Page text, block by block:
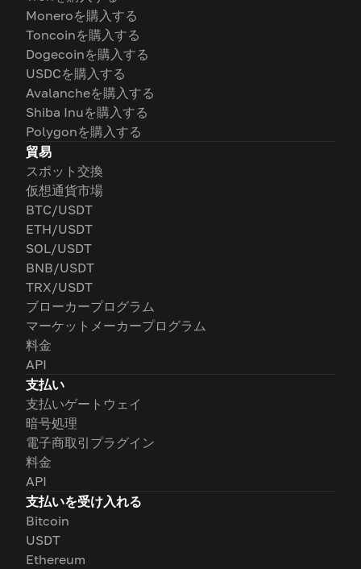
Moneroを購入する
Toncoinを購入する
Dogecoinを購入する
USDCを購入する
Avalancheを購入する
Shiba Inuを購入する
Polygonを購入する
貿易
スポット交換
仮想通貨市場
BTC/USDT
ETH/USDT
SOL/USDT
BNB/USDT
TRX/USDT
ブローカープログラム
マーケットメーカープログラム
料金
API
支払い
支払いゲートウェイ
暗号処理
電子商取引プラグイン
料金
API
支払いを受け入れる
Bitcoin
USDT
Ethereum